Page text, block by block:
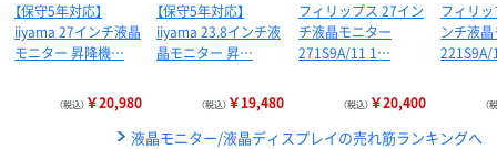
【保守5年対応】
iiyama 27インチ液晶
モニター 昇降機…
（税込） ￥20,980
【保守5年対応】
iiyama 23.8インチ液
晶モニター 昇…
（税込） ￥19,480
フィリップス 27イン
チ液晶モニター
271S9A/11 1…
（税込） ￥20,400
フィリ
ンチ液
（
液晶モニター/液晶ディスプレイの売れ筋ランキングへ